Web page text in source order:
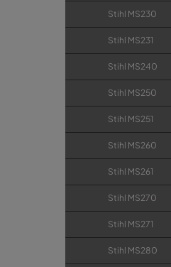
Stihl MS230
Stihl MS231
Stihl MS240
Stihl MS250
Stihl MS251
Stihl MS260
Stihl MS261
Stihl MS270
Stihl MS271
Stihl MS280